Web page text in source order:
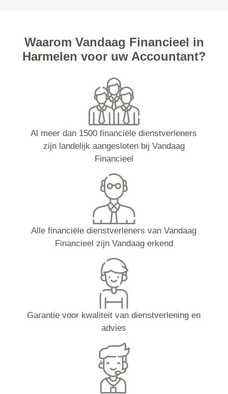
Waarom Vandaag Financieel in
Harmelen voor uw Accountant?
Al meer dan 1500 financiële dienstverleners
zijn landelijk aangesloten bij Vandaag
Financieel
Alle financiële dienstverleners van Vandaag
Financieel zijn Vandaag erkend
Garantie voor kwaliteit van dienstverlening en
advies